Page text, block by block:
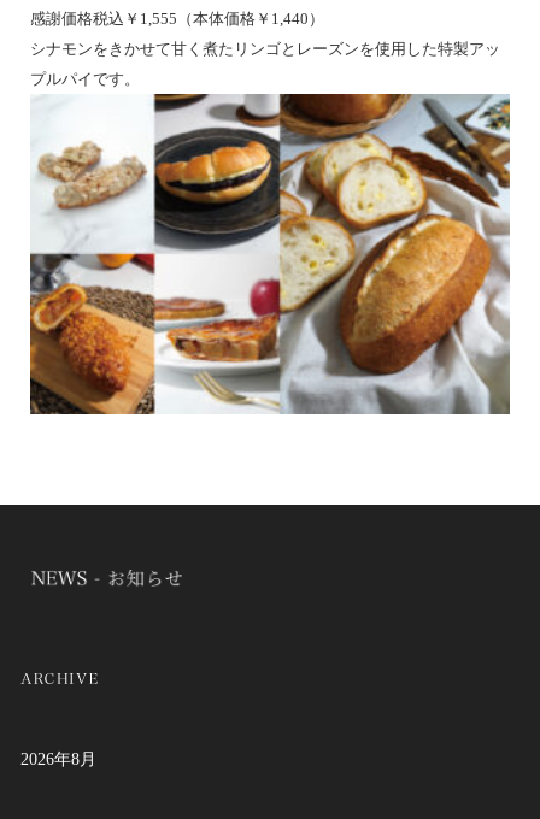
感謝価格税込￥1,555（本体価格￥1,440）
シナモンをきかせて甘く煮たリンゴとレーズンを使用した特製アッ
プルパイです。
2026年8月